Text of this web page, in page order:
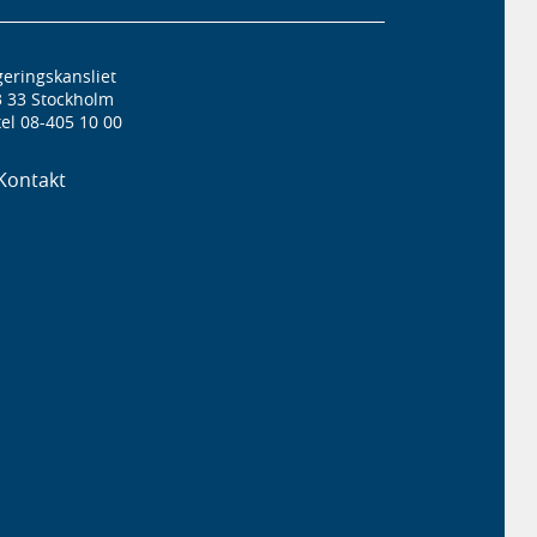
33 Stockholm
08-405 10 00